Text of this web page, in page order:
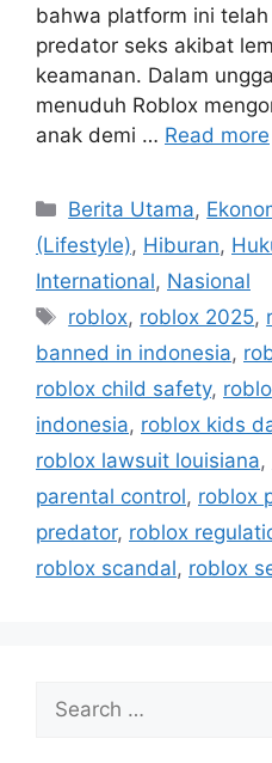
bahwa platform ini
predator seks akibat
keamanan. Dalam
menuduh Roblox
anak demi … Read more
C
a
e
g
o
r
i
s
Berita Utama,
(Lifestyle), Hiburan,
International, Nasional
T
a
s
roblox, roblox 2025,
banned in indonesia,
roblox child safety,
indonesia, roblox kids
roblox lawsuit louisiana,
parental control, roblox
predator, roblox
roblox scandal, roblox